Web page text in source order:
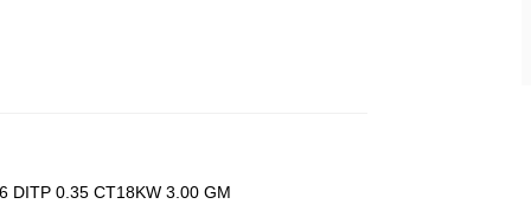
DITP 0.35 CT18KW 3.00 GM